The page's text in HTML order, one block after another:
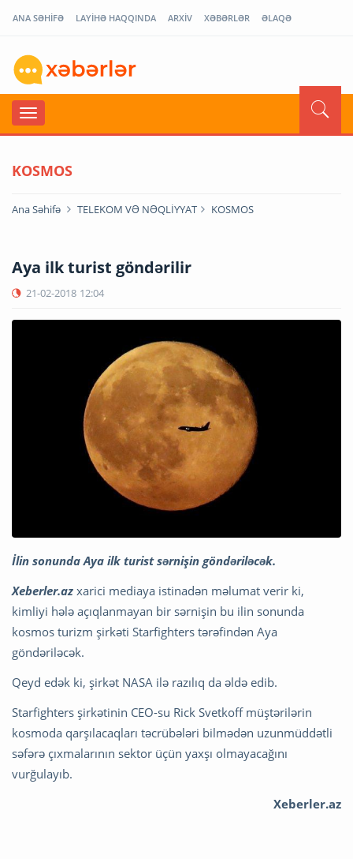
ANA SƏHİFƏ LAYİHƏ HAQQINDA ARXİV XƏBƏRLƏR ƏLAQƏ
KOSMOS
Ana Səhifə TELEKOM VƏ NƏQLİYYAT KOSMOS
Aya ilk turist göndərilir
21-02-2018 12:04
İlin sonunda Aya ilk turist sərnişin göndəriləcək.
Xeberler.az xarici mediaya istinadən məlumat verir ki,
kimliyi hələ açıqlanmayan bir sərnişin bu ilin sonunda
kosmos turizm şirkəti Starfighters tərəfindən Aya
göndəriləcək.
Qeyd edək ki, şirkət NASA ilə razılıq da əldə edib.
Starfighters şirkətinin CEO-su Rick Svetkoff müştərilərin
kosmoda qarşılacaqları təcrübələri bilmədən uzunmüddətli
səfərə çıxmalarının sektor üçün yaxşı olmayacağını
vurğulayıb.
Xeberler.az